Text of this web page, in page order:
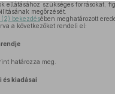
ellátásához szükséges forrásokat,
megőrzését.
bekezdésében meghatározott
a következőket rendeli el:
határozza meg.
és kiadásai